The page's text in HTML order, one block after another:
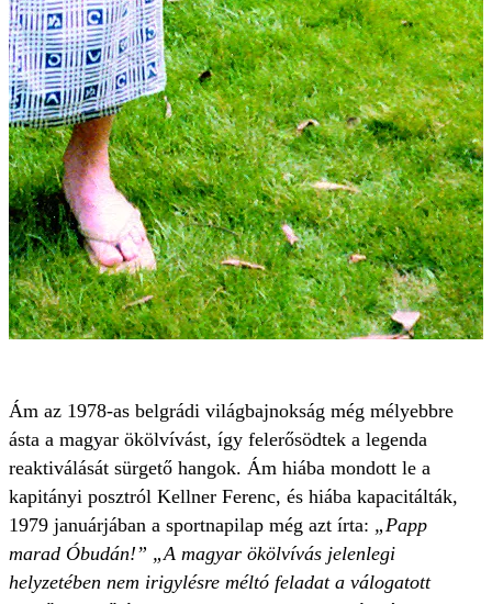
Ám az 1978-as belgrádi világbajnokság még mélyebbre
ásta a magyar ökölvívást, így felerősödtek a legenda
reaktiválását sürgető hangok. Ám hiába mondott le a
kapitányi posztról Kellner Ferenc, és hiába kapacitálták,
1979 januárjában a sportnapilap még azt írta: „Papp
marad Óbudán!” „A magyar ökölvívás jelenlegi
helyzetében nem irigylésre méltó feladat a válogatott